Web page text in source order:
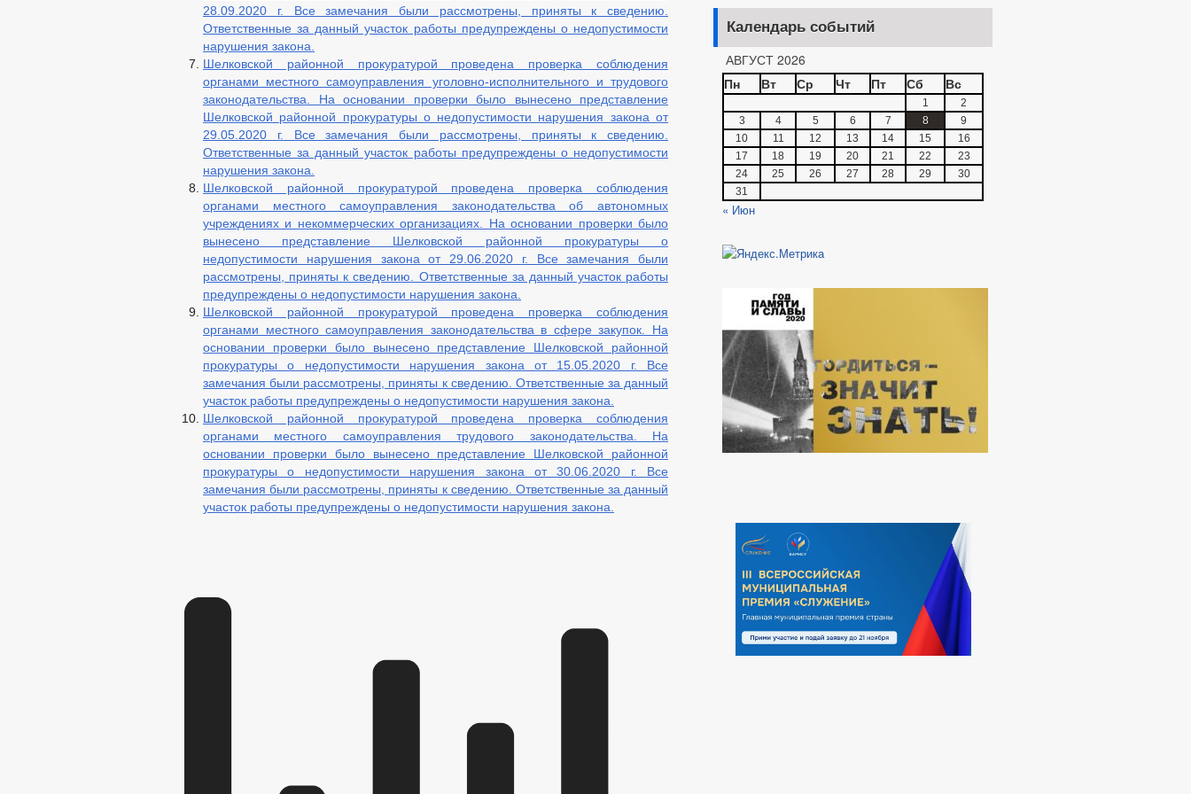
СВЕДЕНИЯ О ДОХОДАХ, РАСХОДАХ, ОБ ИМУЩЕСТВЕ И ОБЯЗАТЕЛЬСТВАХ ИМУЩЕСТВЕННОГО ХАРАКТЕРА
КОМИССИЯ ПО СОБЛЮДЕНИЮ ТРЕБОВАНИЙ К СЛУЖЕБНОМУ ПОВЕДЕНИЮ И УРЕГУЛИРОВАНИЮ КОНФЛИКТА ИНТЕРЕСОВ
ОБРАТНАЯ СВЯЗЬ ДЛЯ СООБЩЕНИЙ О ФАКТАХ КОРРУПЦИИ
_
ПРАВОВЫЕ АКТЫ
УСТАВ ПЕРЕЧНИ ПОРУЧЕНИЙ
2021
2020
2019
2018
ПРОЕКТЫ К ОБСУЖДЕНИЮ
ПРОЕКТЫ РЕШЕНИЙ
ПРОЕКТЫ РЕШЕНИЙ О ВНЕСЕНИИ ИЗМЕНЕНИЙ В УСТАВ
ПРОЕКТЫ ПОСТАНОВЛЕНИЙ
ПРОЕКТЫ АДМИНИСТРАТИВНЫХ РЕГЛАМЕНТОВ
ПЕРЕЧЕНЬ НПА, СОДЕРЖАЩИХ ОБЯЗАТЕЛЬНЫЕ ТРЕБОВАНИЯ
АДМИНИСТРАТИВНЫЕ РЕГЛАМЕНТЫ
ПОСТАНОВЛЕНИЯ АДМИНИСТРАЦИИ
РАСПОРЯЖЕНИЯ АДМИНИСТРАЦИИ РЕШЕНИЯ
ПРОТЕСТЫ И ПРЕДСТАВЛЕНИЯ
РЕЕСТРЫ НПА
РЕЕСТР ПРИКАЗОВ ПОРЯДОК ОБЖАЛОВАНИЯ НПА
ФЕДЕРАЛЬНЫЕ ЗАКОНЫ
БЮДЖЕТ
БЮДЖЕТ ПО ГОДАМ
ОТЧЕТ ОБ ИСПОЛНЕНИИ БЮДЖЕТА
_
ПРЕДОСТАВЛЕНИЕ УСЛУГ ИНВАЛИДАМ
ПРОЕКТЫ АДМИНИСТРАТИВНЫХ РЕГЛАМЕНТОВ
СТАНДАРТЫ МУНИЦИПАЛЬНЫХ УСЛУГ
МУНИЦИПАЛЬНЫЕ УСЛУГИ
МУНИЦИПАЛЬНЫЙ КОНТРОЛЬ
МУНИЦИПАЛЬНЫЕ ПРОГРАММЫ
ПЕРЕЧЕНЬ НПА, СОДЕРЖАЩИХ ОБЯЗАТЕЛЬНЫЕ ТРЕБОВАНИЯ, СОБЛЮДЕНИЕ КОТОРЫХ ОЦЕНИВАЕТСЯ ПРИ ПРОВЕДЕНИИ МЕРОПРИЯТИЙ ПО
КОНТРОЛЮ
ПЕРЕЧЕНЬ НПА ПО ЗЕМЕЛЬНОМУ КОНТРОЛЮ
ПРИЕМ ГРАЖДАН
ОБРАЩЕНИЕ К ГЛАВЕ ИНТЕРНЕТ ПРИЕМНАЯ ГРАФИК ПРИЕМА ГРАЖДАН
АНАЛИЗ ОБРАЩЕНИЙ ГРАЖДАН
ОБЗОРЫ ОБРАЩЕНИЙ ГРАЖДАН
ФОРМА ОБРАЩЕНИЙ И ЗАЯВЛЕНИЙ
ПОРЯДОК РАССМОТРЕНИЯ ОБРАЩЕНИЙ
РЕГЛАМЕНТ РАССМОТРЕНИЯ ОБРАЩЕНИЙ
28.09.2020 г. Все замечания были рассмотрены, приняты к сведению.
Ответственные за данный участок работы предупреждены о недопустимости
нарушения закона.
Шелковской районной прокуратурой проведена проверка соблюдения
органами местного самоуправления уголовно-исполнительного и трудового
законодательства. На основании проверки было вынесено представление
Шелковской районной прокуратуры о недопустимости нарушения закона от
29.05.2020 г. Все замечания были рассмотрены, приняты к сведению.
Ответственные за данный участок работы предупреждены о недопустимости
нарушения закона.
Шелковской районной прокуратурой проведена проверка соблюдения
органами местного самоуправления законодательства об автономных
учреждениях и некоммерческих организациях. На основании проверки было
вынесено представление Шелковской районной прокуратуры о
недопустимости нарушения закона от 29.06.2020 г. Все замечания были
рассмотрены, приняты к сведению. Ответственные за данный участок работы
предупреждены о недопустимости нарушения закона.
Шелковской районной прокуратурой проведена проверка соблюдения
органами местного самоуправления законодательства в сфере закупок. На
основании проверки было вынесено представление Шелковской районной
прокуратуры о недопустимости нарушения закона от 15.05.2020 г. Все
замечания были рассмотрены, приняты к сведению. Ответственные за данный
участок работы предупреждены о недопустимости нарушения закона.
Шелковской районной прокуратурой проведена проверка соблюдения
органами местного самоуправления трудового законодательства. На
основании проверки было вынесено представление Шелковской районной
прокуратуры о недопустимости нарушения закона от 30.06.2020 г. Все
замечания были рассмотрены, приняты к сведению. Ответственные за данный
участок работы предупреждены о недопустимости нарушения закона.
Календарь событий
АВГУСТ 2026
Пн
Вт Ср Чт Пт Сб Вс
1
2
3
4 5 6 7 8
9
10
11 12 13 14 15
16
17
18 19 20 21 22
23
24
25 26 27 28 29
30
31
« Июн